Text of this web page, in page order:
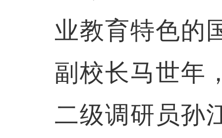
业教育特色的
副校长马世年
二级调研员孙